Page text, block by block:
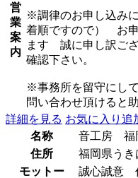
営
業
案
内
※調律のお申し込み
着順ですので） お
ます 誠に申し訳ご
確認下さい。
※事務所を留守にし
問い合わせ頂けると
詳細を見る お気に入り追
名称
音工房 福
住所
福岡県うき
モットー
誠心誠意